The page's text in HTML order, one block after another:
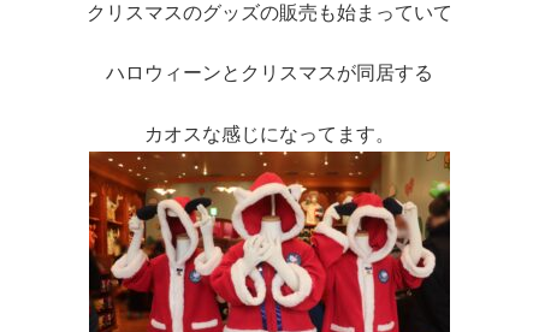
クリスマスのグッズの販売も始まっていて
ハロウィーンとクリスマスが同居する
カオスな感じになってます。